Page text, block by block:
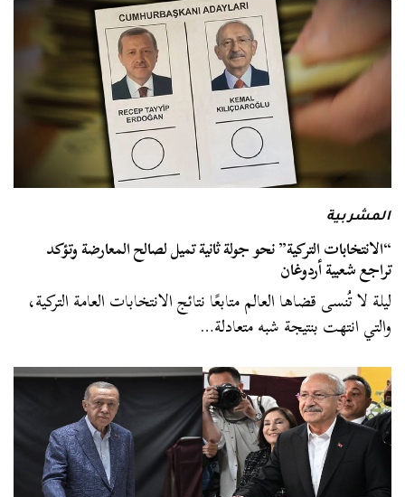
المشربية
“الانتخابات التركية” نحو جولة ثانية تميل لصالح المعارضة وتؤكد
تراجع شعبية أردوغان
ليلة لا تُنسى قضاها العالم متابعًا نتائج الانتخابات العامة التركية،
والتي انتهت بنتيجة شبه متعادلة…